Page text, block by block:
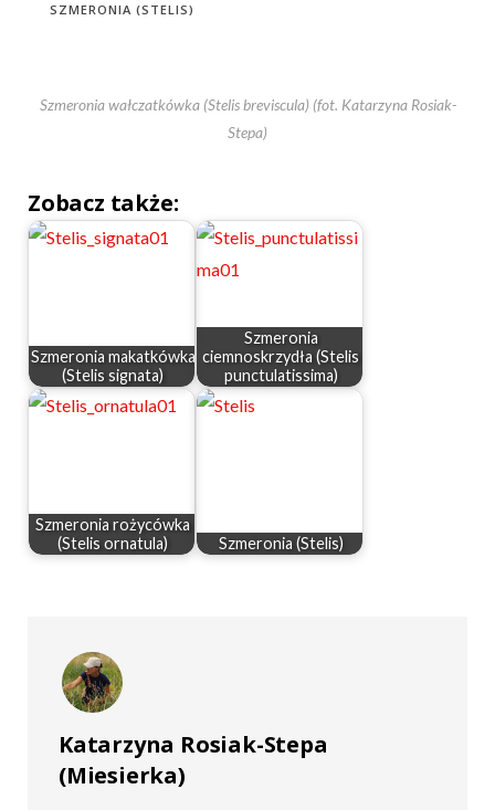
SZMERONIA (STELIS)
Szmeronia wałczatkówka (Stelis breviscula) (fot. Katarzyna Rosiak-
Stepa)
Zobacz także:
Szmeronia makatkówka
(Stelis signata)
Szmeronia
ciemnoskrzydła (Stelis
punctulatissima)
Szmeronia rożycówka
(Stelis ornatula)
Szmeronia (Stelis)
Katarzyna Rosiak-Stepa
(Miesierka)